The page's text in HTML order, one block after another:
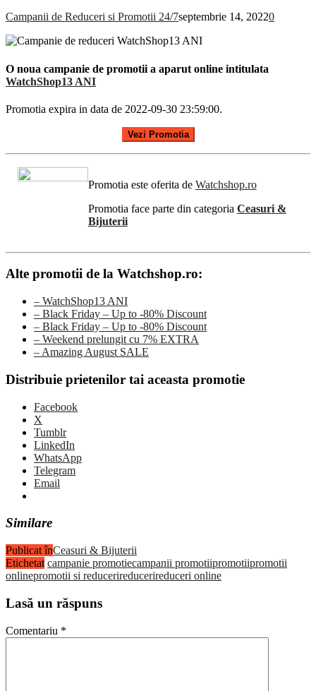
Campanii de Reduceri si Promotii 24/7septembrie 14, 20220
O noua campanie de promotii a aparut online intitulata
WatchShop13 ANI
Promotia expira in data de 2022-09-30 23:59:00.
Vezi Promotia
Promotia este oferita de Watchshop.ro
Promotia face parte din categoria Ceasuri &
Bijuterii
Alte promotii de la Watchshop.ro:
– WatchShop13 ANI
– Black Friday – Up to -80% Discount
– Black Friday – Up to -80% Discount
– Weekend prelungit cu 7% EXTRA
– Amazing August SALE
Distribuie prietenilor tai aceasta promotie
Facebook
X
Tumblr
LinkedIn
WhatsApp
Telegram
Email
Similare
Publicat înCeasuri & Bijuterii
Etichetat campanie promotiecampanii promotiipromotiipromotii
onlinepromotii si reducerireducerireduceri online
Lasă un răspuns
Comentariu *